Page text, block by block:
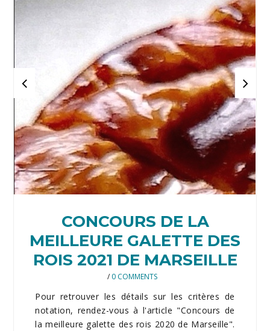
CONCOURS DE LA
MEILLEURE GALETTE DES
ROIS 2021 DE MARSEILLE
/ 0 COMMENTS
Pour retrouver les détails sur les critères de
notation, rendez-vous à l'article "Concours de
la meilleure galette des rois 2020 de Marseille".